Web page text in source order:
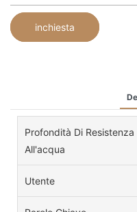
inchiesta
Profondità Di Resistenza
All'acqua
Utente